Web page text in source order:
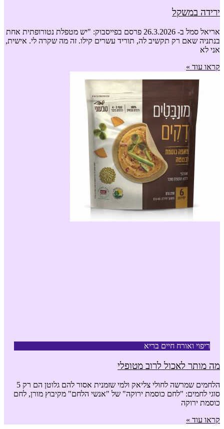
ירידה במשקל
אריאל סמל ב- 26.3.2026 פרסם בפייסבוק: "יש מטפלת נטורופתית אחת
בנתניה שאם רק תקשיב לה, תוריד עשרים קילו. זה מה שקרה לי. אישית,
אני לא
קראו עוד »
ריפוי ואורח חיים בריא
מה מותר לאכול לרוב מטופלי
הלחמים שמרשה לחולי צליאק ולמי שזמנית אסור להם גלוטן הם רק 5
סוגי לחמים: "לחם כוסמת ירוקה" של "אנשי הלחם" מקיבוץ מורן, לחם
כוסמת ירוקה
קראו עוד »